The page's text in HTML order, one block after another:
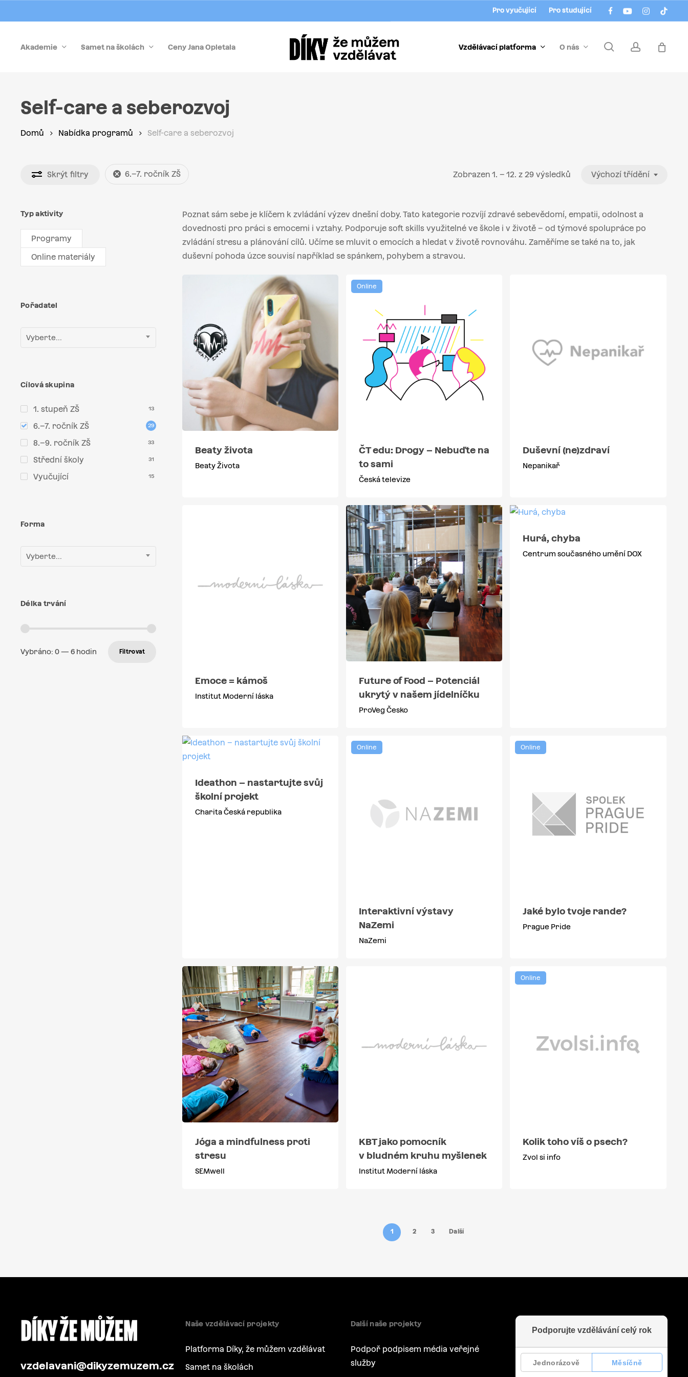
to
content
facebookyoutubeinstagram
tiktok
Pro vyučující Pro studující
Akademie Samet na školách Ceny Jana Opletala Vzdělávací platforma O nás searchaccount
Self-care a seberozvoj
Domů Nabídka programů Self-care a seberozvoj
Skrýt filtry 6.–7. ročník ZŠ Zobrazen 1. – 12. z 29 výsledků Výchozí třídění
Typ aktivity
Programy
Online materiály
Pořadatel
Vyberte...
Cílová skupina
1. stupeň ZŠ 13
6.–7. ročník ZŠ 29
8.–9. ročník ZŠ 33
Střední školy 31
Vyučující 15
Forma
Vyberte...
Délka trvání
Vybráno: 0— 6 hodin Filtrovat
Poznat sám sebe je klíčem k zvládání výzev dnešní doby. Tato kategorie rozvíjí zdravé sebevědomí, empatii, odolnost a
dovednosti pro práci s emocemi i vztahy. Podporuje soft skills využitelné ve škole i v životě – od týmové spolupráce po
zvládání stresu a plánování cílů. Učíme se mluvit o emocích a hledat v životě rovnováhu. Zaměříme se také na to, jak
duševní pohoda úzce souvisí například se spánkem, pohybem a stravou.
Beaty života
Beaty Života
Online
ČT edu: Drogy – Nebuďte na
to sami
Česká televize
Duševní (ne)zdraví
Nepanikař
Emoce = kámoš
Institut Moderní láska
Future of Food – Potenciál
ukrytý v našem jídelníčku
ProVeg Česko
Hurá, chyba
Centrum současného umění DOX
Ideathon – nastartujte svůj
školní projekt
Charita Česká republika
Online
Interaktivní výstavy
NaZemi
NaZemi
Online
Jaké bylo tvoje rande?
Prague Pride
Jóga a mindfulness proti
stresu
SEMwell
KBT jako pomocník
v bludném kruhu myšlenek
Institut Moderní láska
Online
Kolik toho víš o psech?
Zvol si info
1 2 3 Další
vzdelavani@dikyzemuzem.cz
Naše vzdělávací projekty
Platforma Díky, že můžem vzdělávat
Samet na školách
Další naše projekty
Podpoř podpisem média veřejné
služby
Menu